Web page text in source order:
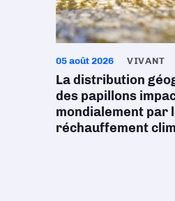
05 août 2026 VIVANT
La distribution
des papillons
mondialement par
réchauffement